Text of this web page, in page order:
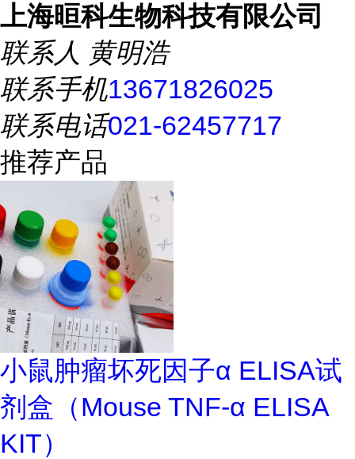
上海晅科生物科技有限公司
联系人 黄明浩
联系手机13671826025
联系电话021-62457717
推荐产品
小鼠肿瘤坏死因子α ELISA试
剂盒（Mouse TNF-α ELISA
KIT）